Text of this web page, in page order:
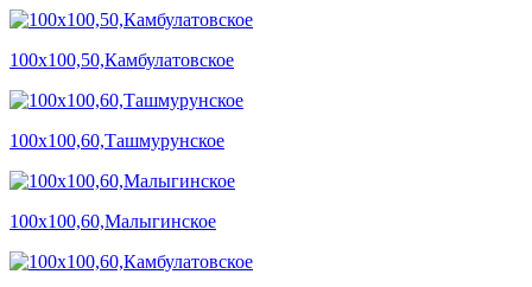
100х100,50,Камбулатовское
100х100,60,Ташмурунское
100х100,60,Малыгинское